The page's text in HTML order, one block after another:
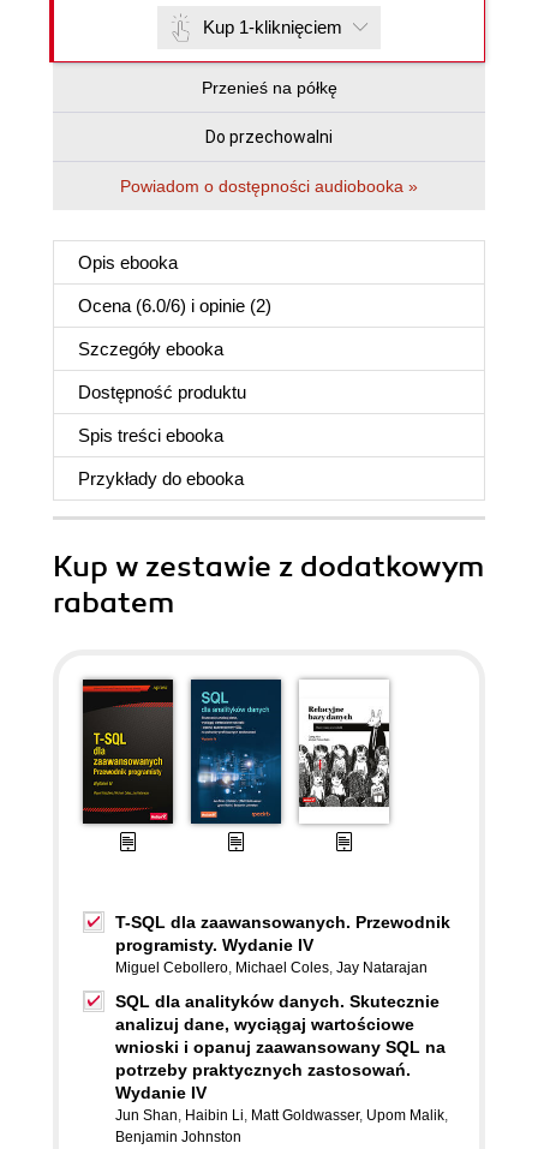
Kup 1-kliknięciem
Przenieś na półkę
Do przechowalni
Powiadom o dostępności audiobooka »
Opis ebooka
Ocena (6.0/6) i opinie (2)
Szczegóły ebooka
Dostępność produktu
Spis treści ebooka
Przykłady do ebooka
Kup w zestawie z dodatkowym
rabatem
T-SQL dla zaawansowanych. Przewodnik
programisty. Wydanie IV
Miguel Cebollero, Michael Coles, Jay Natarajan
SQL dla analityków danych. Skutecznie
analizuj dane, wyciągaj wartościowe
wnioski i opanuj zaawansowany SQL na
potrzeby praktycznych zastosowań.
Wydanie IV
Jun Shan, Haibin Li, Matt Goldwasser, Upom Malik,
Benjamin Johnston